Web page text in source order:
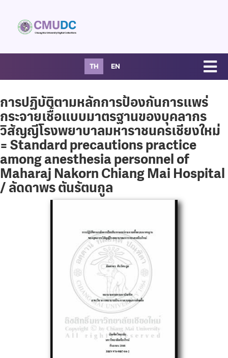
TH EN
การปฏิบัติตามหลักการป้องกันการแพร่
กระจายเชื้อแบบมาตรฐานของบุคลากร
วิสัญญีโรงพยาบาลมหาราชนครเชียงใหม่
= Standard precautions practice
among anesthesia personnel of
Maharaj Nakorn Chiang Mai Hospital
/ ลัดดาพร ตันรัตนกูล